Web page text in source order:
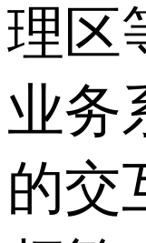
理区
业务
的交